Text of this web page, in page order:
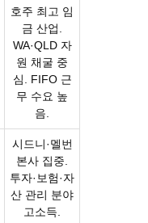
호주 최고 임
금 산업.
WA·QLD 자
원 채굴 중
심. FIFO 근
무 수요 높
음.
시드니·멜번
본사 집중.
투자·보험·자
산 관리 분야
고소득.